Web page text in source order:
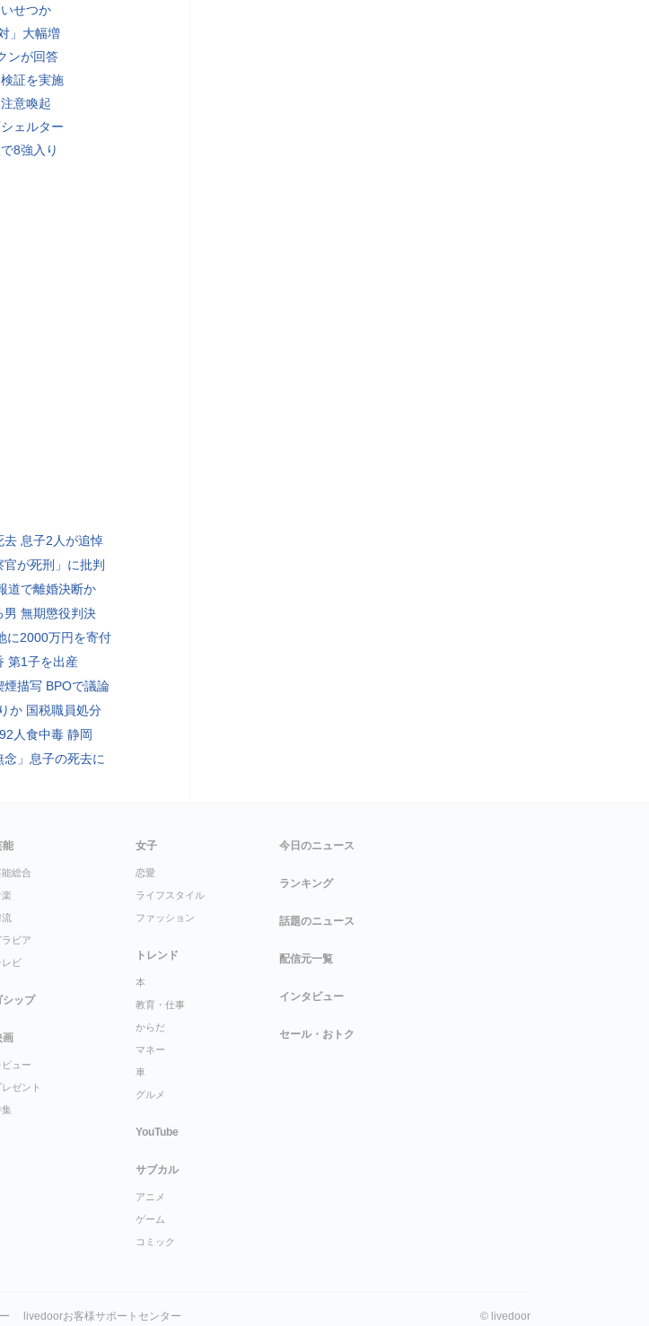
せつか
」大幅増
ンが回答
証を実施
意喚起
ェルター
8強入り
去 息子2人が追悼
が死刑」に批判
道で離婚決断か
男 無期懲役判決
に2000万円を寄付
第1子を出産
煙描写 BPOで議論
か 国税職員処分
人食中毒 静岡
」息子の死去に
能
能総合
ラビア
レビ
シップ
画
ビュー
レゼント
集
女子
恋愛
ライフスタイル
ファッション
トレンド
本
教育・仕事
からだ
マネー
車
グルメ
YouTube
サブカル
アニメ
ゲーム
コミック
今日のニュース
ランキング
話題のニュース
配信元一覧
インタビュー
セール・おトク
livedoorお客様サポートセンター © livedoor